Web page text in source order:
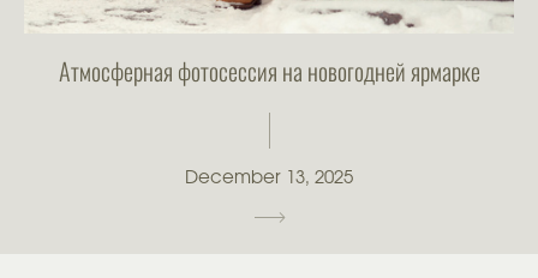
Атмосферная фотосессия на новогодней ярмарке
December 13, 2025